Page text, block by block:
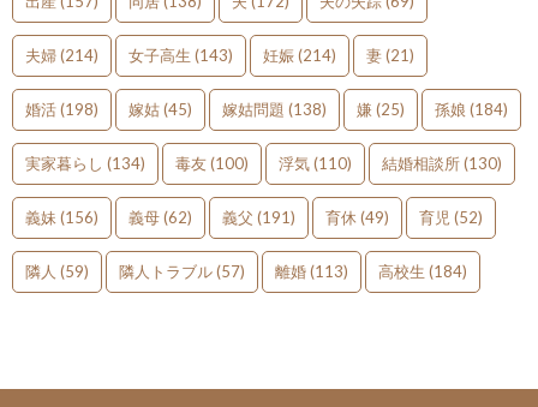
夫婦(214) 女子高生 (143) 妊娠(214) 妻(21)
婚活(198) 嫁姑(45) 嫁姑問題 (138) 嫌 (25) 孫娘 (184)
実家暮らし (134) 毒友(100) 浮気(110) 結婚相談所(130)
義妹 (156) 義母(62) 義父 (191) 育休 (49) 育児 (52)
隣人 (59) 隣人トラブル(57) 離婚(113) 高校生 (184)